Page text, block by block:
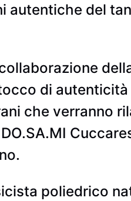
autentiche del
di
che verranno
poliedrico